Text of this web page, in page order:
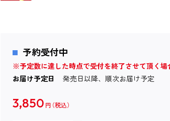
予約受付中
※予定数に達した時点で受付を終了させて頂く場
お届け予定日
発売日以降、順次お届け予定
3,850 円